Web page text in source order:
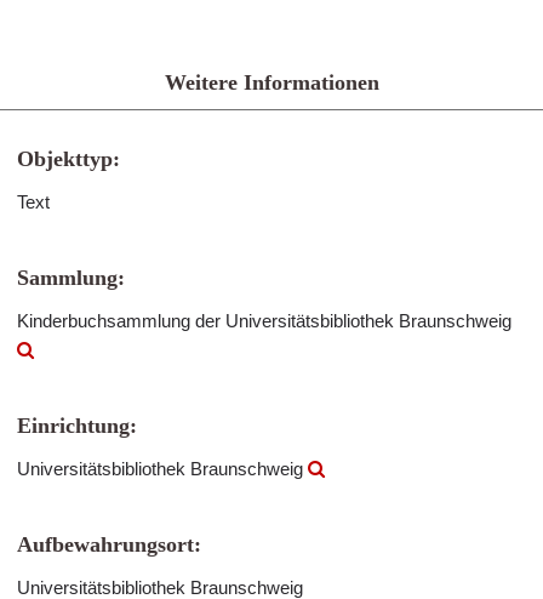
Weitere Informationen
Objekttyp:
Text
Sammlung:
Kinderbuchsammlung der Universitätsbibliothek Braunschweig
Einrichtung:
Universitätsbibliothek Braunschweig
Aufbewahrungsort:
Universitätsbibliothek Braunschweig